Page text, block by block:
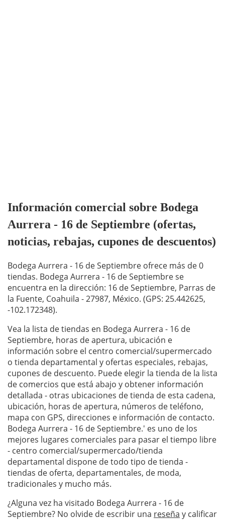
Información comercial sobre Bodega
Aurrera - 16 de Septiembre (ofertas,
noticias, rebajas, cupones de descuentos)
Bodega Aurrera - 16 de Septiembre ofrece más de 0
tiendas. Bodega Aurrera - 16 de Septiembre se
encuentra en la dirección: 16 de Septiembre, Parras de
la Fuente, Coahuila - 27987, México. (GPS: 25.442625,
-102.172348).
Vea la lista de tiendas en Bodega Aurrera - 16 de
Septiembre, horas de apertura, ubicación e
información sobre el centro comercial/supermercado
o tienda departamental y ofertas especiales, rebajas,
cupones de descuento. Puede elegir la tienda de la lista
de comercios que está abajo y obtener información
detallada - otras ubicaciones de tienda de esta cadena,
ubicación, horas de apertura, números de teléfono,
mapa con GPS, direcciones e información de contacto.
Bodega Aurrera - 16 de Septiembre.' es uno de los
mejores lugares comerciales para pasar el tiempo libre
- centro comercial/supermercado/tienda
departamental dispone de todo tipo de tienda -
tiendas de oferta, departamentales, de moda,
tradicionales y mucho más.
¿Alguna vez ha visitado Bodega Aurrera - 16 de
Septiembre? No olvide de escribir una reseña y calificar